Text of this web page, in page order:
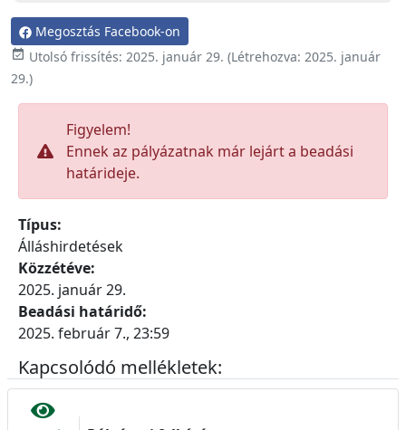
Megosztás Facebook-on
 Utolsó frissítés: 2025. január 29. (Létrehozva: 2025. január
29.)
Figyelem!
Ennek az pályázatnak már lejárt a beadási
határideje.
Típus:
Álláshirdetések
Közzétéve:
2025. január 29.
Beadási határidő:
2025. február 7., 23:59
Kapcsolódó mellékletek: